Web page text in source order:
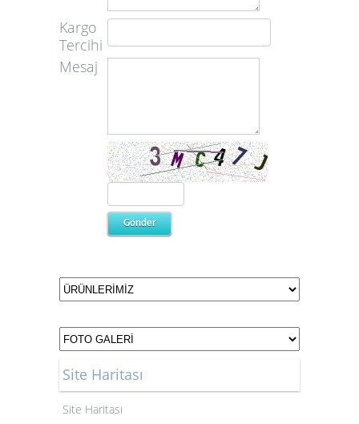
Kargo
Tercihi
Mesaj
Site Haritası
Site Haritası